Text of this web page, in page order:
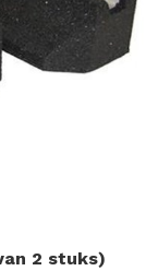
2 stuks)